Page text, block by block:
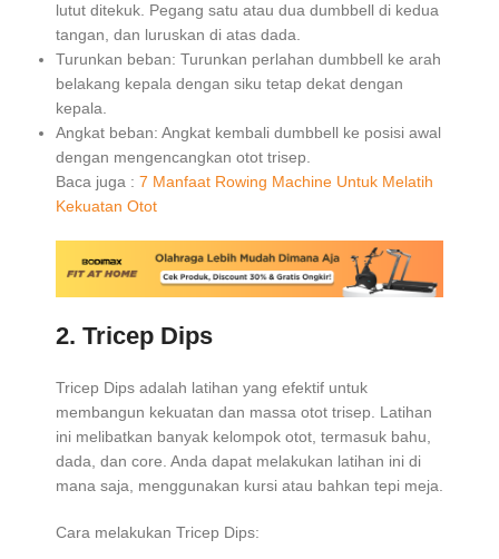
lutut ditekuk. Pegang satu atau dua dumbbell di kedua
tangan, dan luruskan di atas dada.
Turunkan beban: Turunkan perlahan dumbbell ke arah
belakang kepala dengan siku tetap dekat dengan
kepala.
Angkat beban: Angkat kembali dumbbell ke posisi awal
dengan mengencangkan otot trisep.
Baca juga : 7 Manfaat Rowing Machine Untuk Melatih
Kekuatan Otot
2. Tricep Dips
Tricep Dips adalah latihan yang efektif untuk
membangun kekuatan dan massa otot trisep. Latihan
ini melibatkan banyak kelompok otot, termasuk bahu,
dada, dan core. Anda dapat melakukan latihan ini di
mana saja, menggunakan kursi atau bahkan tepi meja.
Cara melakukan Tricep Dips: